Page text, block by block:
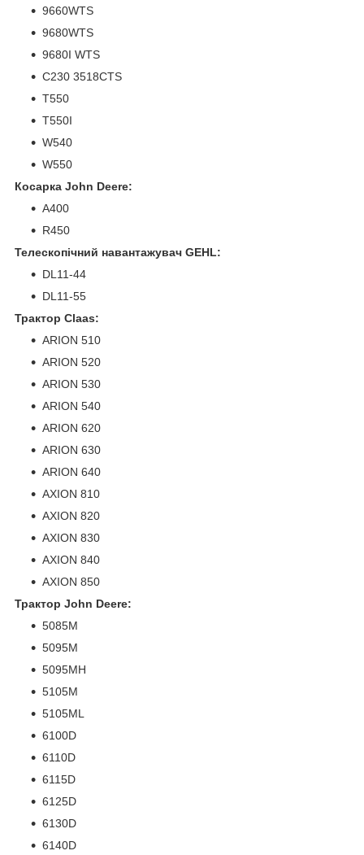
9660WTS
9680WTS
9680I WTS
C230 3518CTS
T550
T550I
W540
W550
Косарка John Deere:
A400
R450
Телескопічний навантажувач GEHL:
DL11-44
DL11-55
Трактор Claas:
ARION 510
ARION 520
ARION 530
ARION 540
ARION 620
ARION 630
ARION 640
AXION 810
AXION 820
AXION 830
AXION 840
AXION 850
Трактор John Deere:
5085M
5095M
5095MH
5105M
5105ML
6100D
6110D
6115D
6125D
6130D
6140D